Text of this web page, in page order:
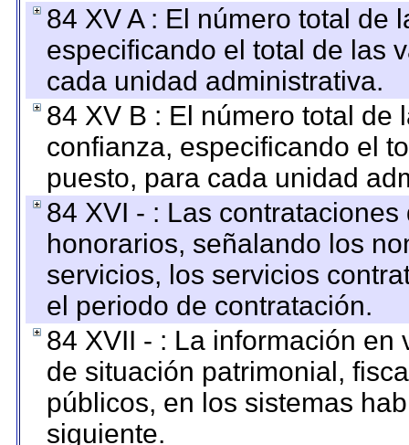
84 XV A : El número total de
especificando el total de las
cada unidad administrativa.
84 XV B : El número total de
confianza, especificando el
puesto, para cada unidad
84 XVI - : Las
honorarios, señalando los
servicios, los servicios
el periodo de contratación.
84 XVII - : La información
de situación patrimonial,
públicos, en los sistemas
siguiente.